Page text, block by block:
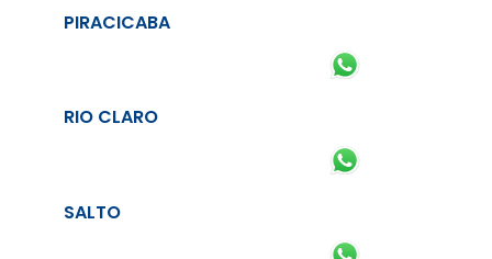
PIRACICABA
RIO CLARO
SALTO